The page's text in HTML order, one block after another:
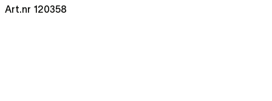
Art.nr 120358